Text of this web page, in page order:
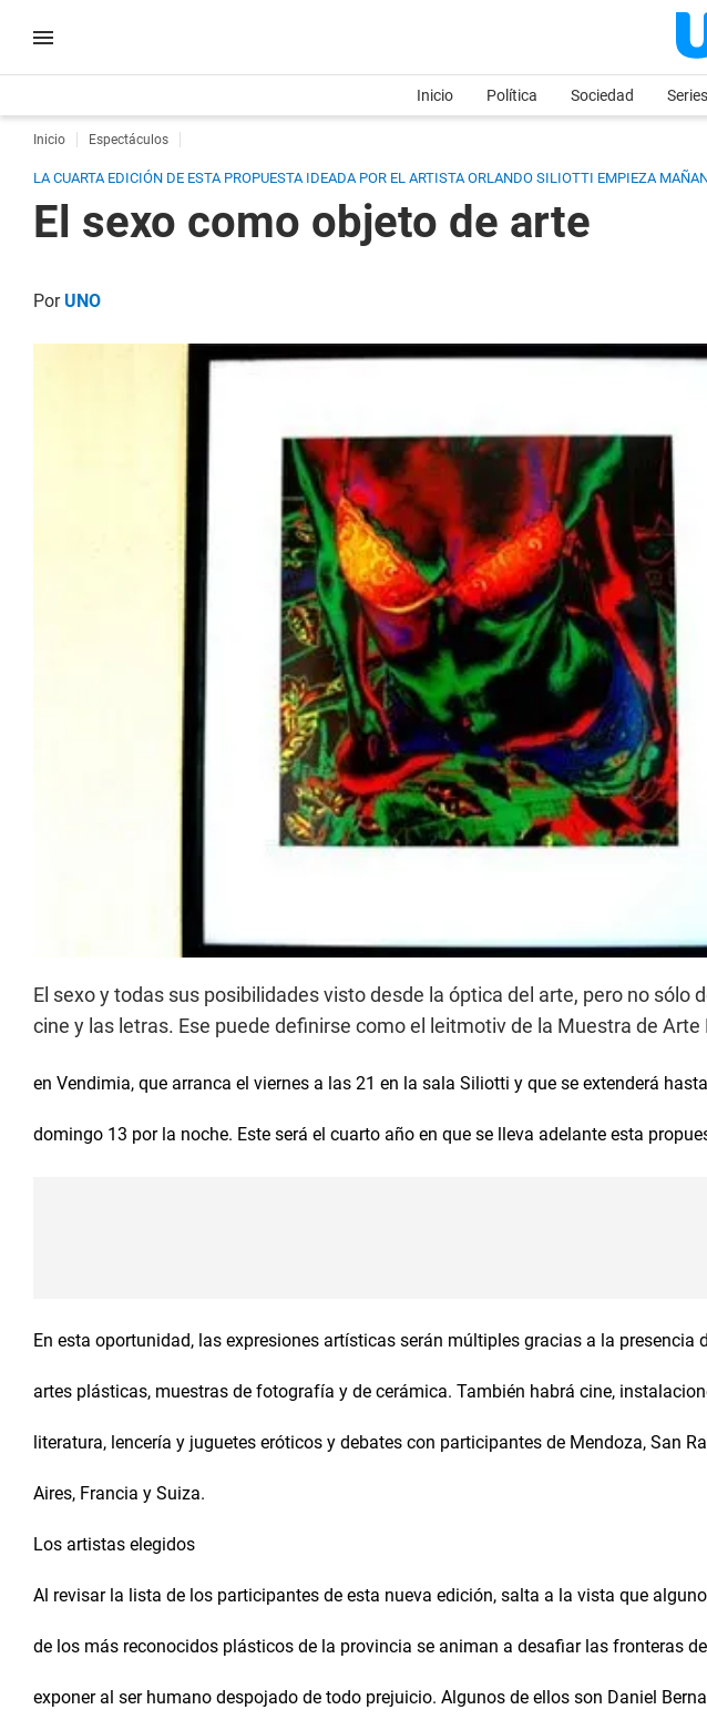
Inicio Política Sociedad
Inicio Espectáculos
LA CUARTA EDICIÓN DE ESTA PROPUESTA IDEADA POR EL ARTISTA ORLANDO SILIOTTI EMPIEZA
El sexo como objeto de arte
PorUNO
El sexo y todas sus posibilidades visto desde la óptica del arte, pero no sólo
cine y las letras. Ese puede definirse como el leitmotiv de la Muestra de Arte
en Vendimia, que arranca el viernes a las 21 en la sala Siliotti y que se extenderá hasta
domingo 13 por la noche. Este será el cuarto año en que se lleva adelante esta
En esta oportunidad, las expresiones artísticas serán múltiples gracias a la presencia
artes plásticas, muestras de fotografía y de cerámica. También habrá cine,
literatura, lencería y juguetes eróticos y debates con participantes de Mendoza, San
Aires, Francia y Suiza.
Los artistas elegidos
Al revisar la lista de los participantes de esta nueva edición, salta a la vista que
de los más reconocidos plásticos de la provincia se animan a desafiar las fronteras
exponer al ser humano despojado de todo prejuicio. Algunos de ellos son Daniel